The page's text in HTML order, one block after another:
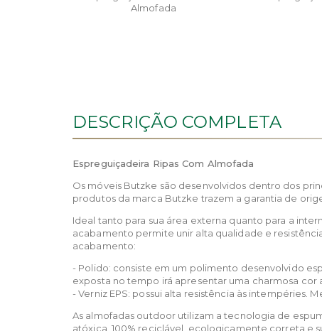
Almofada
DESCRIÇÃO COMPLETA
Espreguiçadeira Ripas Com Almofada
Os móveis Butzke são desenvolvidos dentro dos
produtos da marca Butzke trazem a garantia de
Ideal tanto para sua área externa quanto para a
acabamento permite unir alta qualidade e
acabamento:
- Polido: consiste em um polimento desenvolvido
exposta no tempo irá apresentar uma charmosa cor
- Verniz EPS: possui alta resistência às intempéries.
As almofadas outdoor utilizam a tecnologia de
atóxica, 100% reciclável, ecologicamente correta e